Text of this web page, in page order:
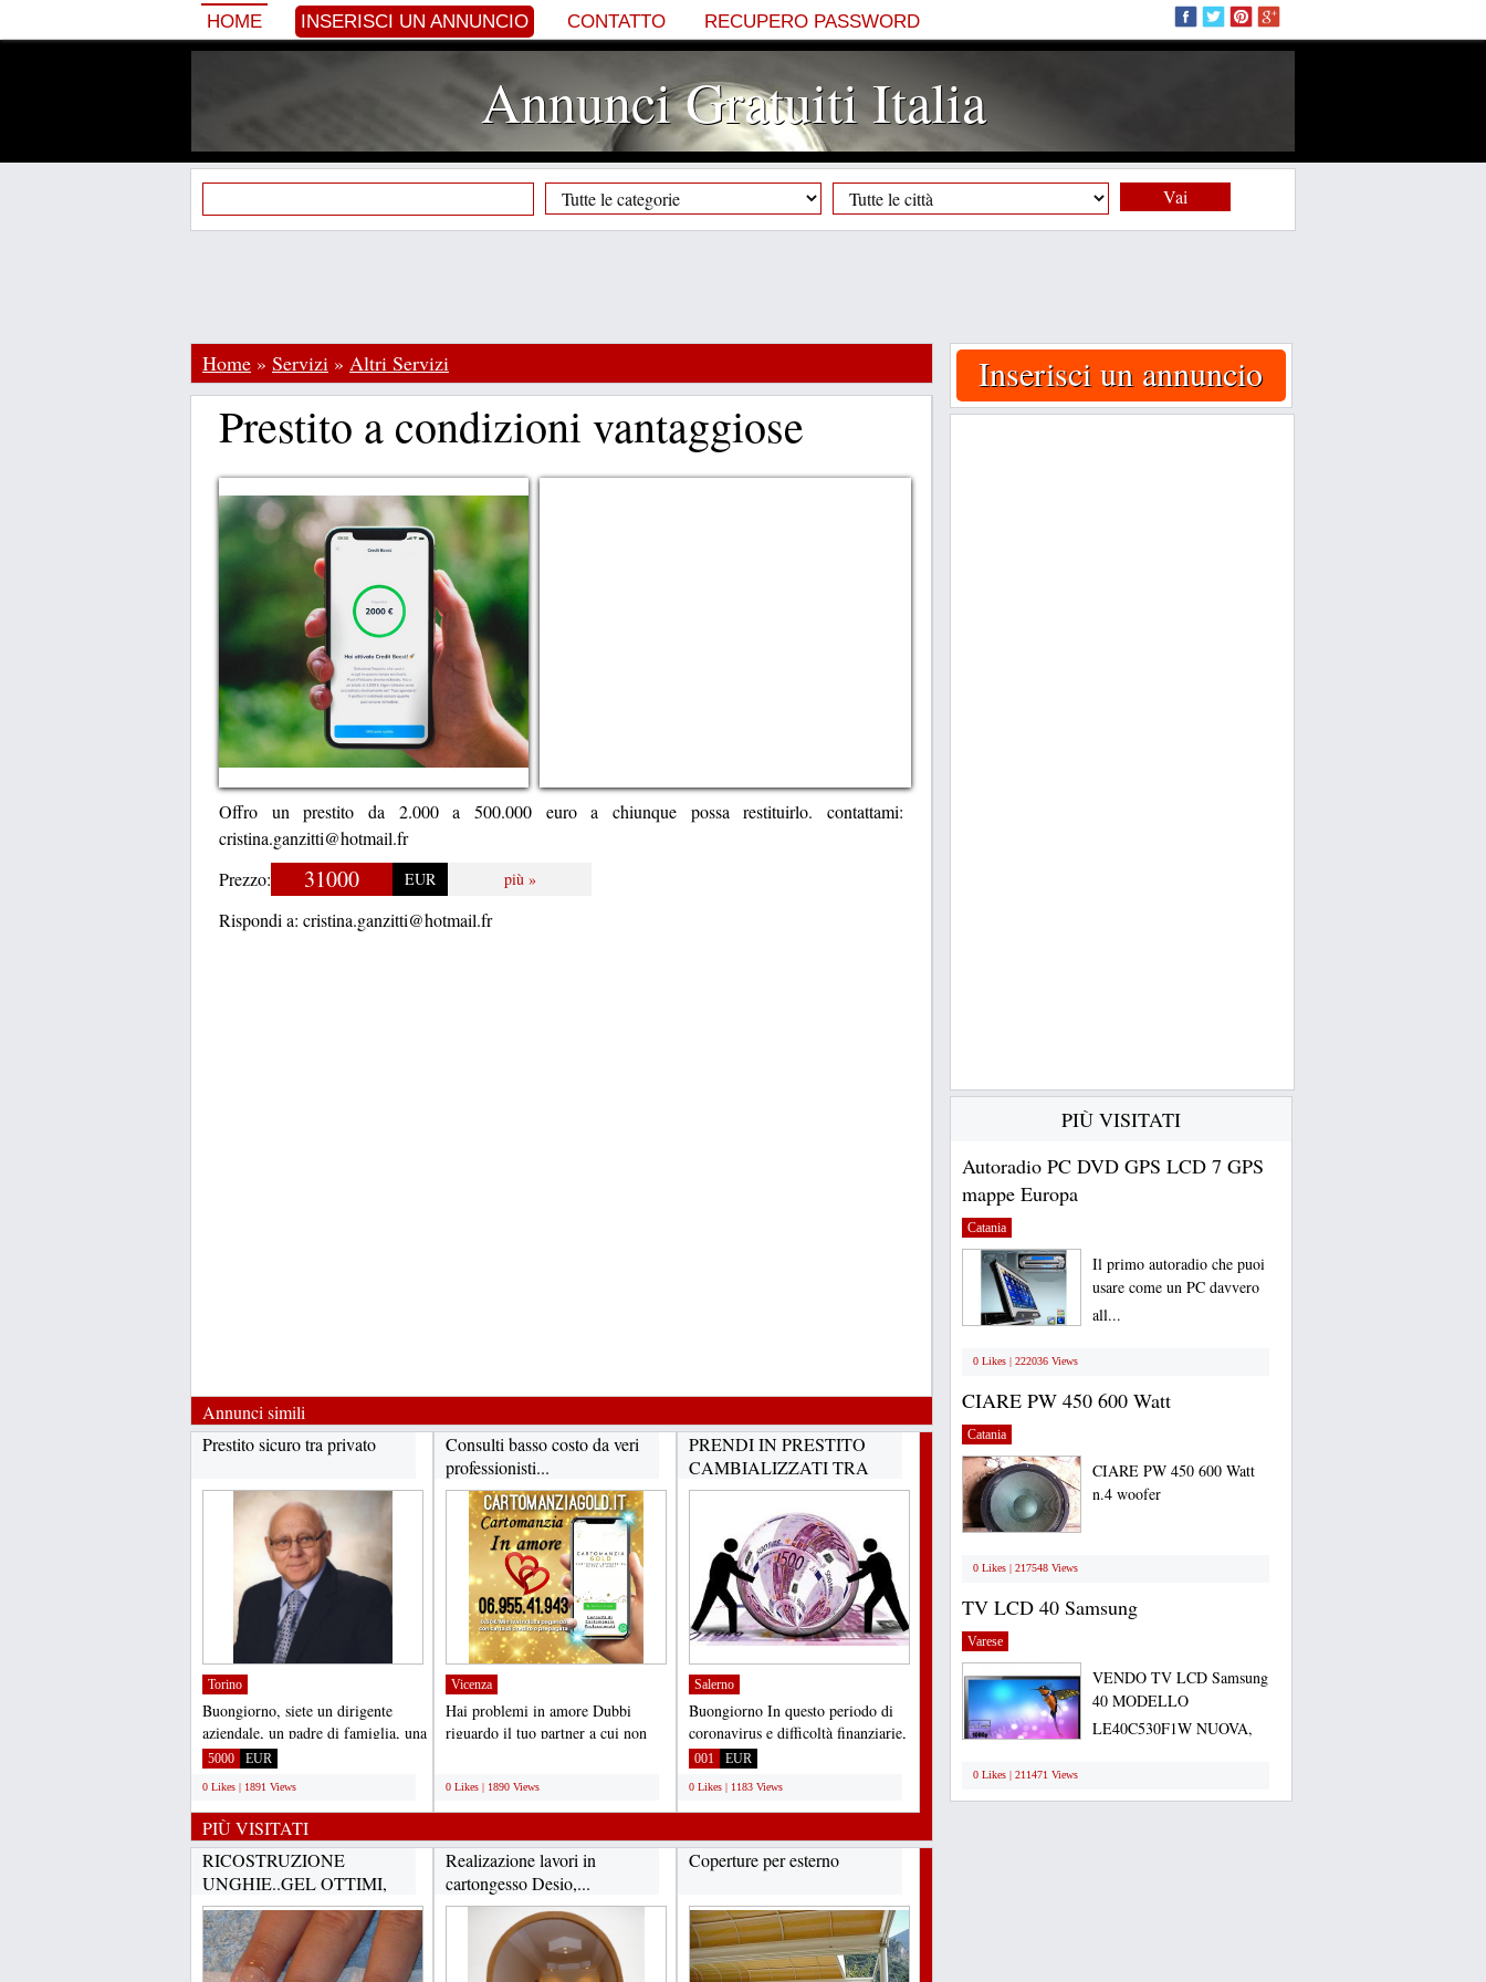
HOME INSERISCI UN ANNUNCIO CONTATTO RECUPERO PASSWORD
Annunci Gratuiti Italia
Vai
Home » Servizi » Altri Servizi
Prestito a condizioni vantaggiose
Offro un prestito da 2.000 a 500.000 euro a chiunque possa restituirlo. contattami:
cristina.ganzitti@hotmail.fr
Prezzo:
31000 EUR più »
Rispondi a: cristina.ganzitti@hotmail.fr
Annunci simili
Prestito sicuro tra privato
Torino
Buongiorno, siete un dirigente
aziendale, un padre di famiglia, una
madre di famiglia...
5000 EUR
0 Likes | 1891 Views
Consulti basso costo da veri
professionisti...
Vicenza
Hai problemi in amore Dubbi
riguardo il tuo partner a cui non
0 Likes | 1890 Views
PRENDI IN PRESTITO
CAMBIALIZZATI TRA
5.000...
Salerno
Buongiorno In questo periodo di
coronavirus e difficoltà finanziarie,
ti mettiamo...
001 EUR
0 Likes | 1183 Views
PIÙ VISITATI
RICOSTRUZIONE
UNGHIE..GEL OTTIMI,
GARANZIA...
Realizazione lavori in
cartongesso Desio,...
Coperture per esterno
Inserisci un annuncio
PIÙ VISITATI
Autoradio PC DVD GPS LCD 7 GPS
mappe Europa
Catania
Il primo autoradio che puoi
usare come un PC davvero
all...
0 Likes | 222036 Views
CIARE PW 450 600 Watt
Catania
CIARE PW 450 600 Watt
n.4 woofer
0 Likes | 217548 Views
TV LCD 40 Samsung
Varese
VENDO TV LCD Samsung
40 MODELLO
LE40C530F1W NUOVA,
0 Likes | 211471 Views